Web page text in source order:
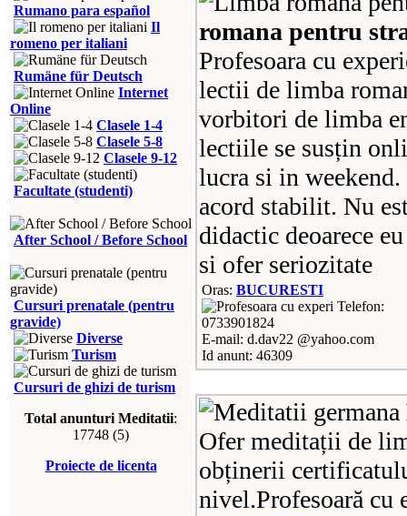
Rumano para español
Il
romeno per italiani
Rumäne für Deutsch
Internet
Online
Clasele 1-4
Clasele 5-8
Clasele 9-12
Facultate (studenti)
After School / Before School
Cursuri prenatale (pentru
gravide)
Diverse
Turism
Cursuri de ghizi de turism
Total anunturi Meditatii:
17748 (5)
Proiecte de licenta
romana pentru
Profesoara cu
lectii de limba
vorbitori de limba
lectiile se susțin
lucra si in
acord stabilit. Nu
didactic deoarece
si ofer seriozitate
Oras: BUCURESTI
Telefon:
0733901824
E-mail: d.dav22 @yahoo.com
Id anunt: 46309
Ofer meditații de
obținerii
nivel.Profesoară cu